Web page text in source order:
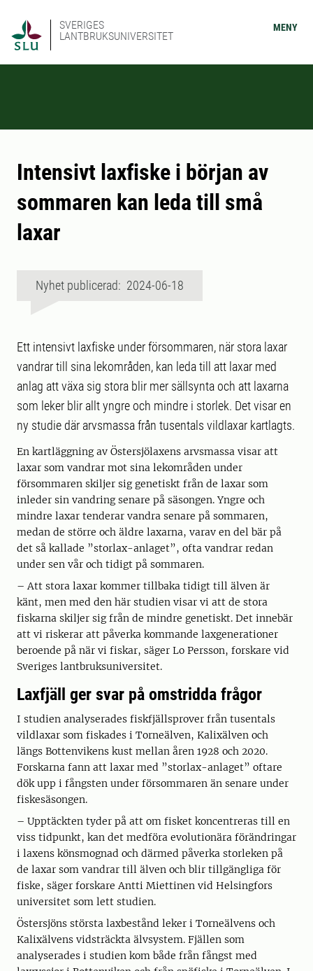
SVERIGES
LANTBRUKSUNIVERSITET
MENY
Intensivt laxfiske i början av
sommaren kan leda till små
laxar
Nyhet publicerad: 2024-06-18
Ett intensivt laxfiske under försommaren, när stora laxar
vandrar till sina lekområden, kan leda till att laxar med
anlag att växa sig stora blir mer sällsynta och att laxarna
som leker blir allt yngre och mindre i storlek. Det visar en
ny studie där arvsmassa från tusentals vildlaxar kartlagts.
En kartläggning av Östersjölaxens arvsmassa visar att
laxar som vandrar mot sina lekområden under
försommaren skiljer sig genetiskt från de laxar som
inleder sin vandring senare på säsongen. Yngre och
mindre laxar tenderar vandra senare på sommaren,
medan de större och äldre laxarna, varav en del bär på
det så kallade ”storlax-anlaget”, ofta vandrar redan
under sen vår och tidigt på sommaren.
– Att stora laxar kommer tillbaka tidigt till älven är
känt, men med den här studien visar vi att de stora
fiskarna skiljer sig från de mindre genetiskt. Det innebär
att vi riskerar att påverka kommande laxgenerationer
beroende på när vi fiskar, säger Lo Persson, forskare vid
Sveriges lantbruksuniversitet.
Laxfjäll ger svar på omstridda frågor
I studien analyserades fiskfjällsprover från tusentals
vildlaxar som fiskades i Torneälven, Kalixälven och
längs Bottenvikens kust mellan åren 1928 och 2020.
Forskarna fann att laxar med ”storlax-anlaget” oftare
dök upp i fångsten under försommaren än senare under
fiskesäsongen.
– Upptäckten tyder på att om fisket koncentreras till en
viss tidpunkt, kan det medföra evolutionära förändringar
i laxens könsmognad och därmed påverka storleken på
de laxar som vandrar till älven och blir tillgängliga för
fiske, säger forskare Antti Miettinen vid Helsingfors
universitet som lett studien.
Östersjöns största laxbestånd leker i Torneälvens och
Kalixälvens vidsträckta älvsystem. Fjällen som
analyserades i studien kom både från fångst med